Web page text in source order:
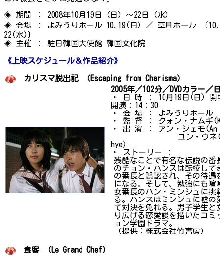
◈ 期間 ： 2008年10月19日（日）～22日（水）
◈ 会場 ： よみうりホール 10.19(日) ／ 草月ホール 〔
22(水)〕
◈ 主催 ： 駐日韓国大使館 韓国文化院
《上映スケジュール＆作品紹介》
カリスマ脱出記 （Escaping from Charisma）
2005年／102分／DVDカラー／
・ 日 時 ： 10月19日(日)
開演：14：30
・ 会 場 ： よみうりホール
・ 監 督 ： クォン・ナムギ
・ 出 演 ： アン・ジェモ(An
ユン・ウネ(Yun
hye)
・ ストーリー ：
残酷なことで有名な伝説の番
のチョン・ハンスは転校して
の番長と誤認され、その待遇
になる。そして、勉強にも喧
女番長のハン・ミンジュに挑
る。ハンスはミンジュに嘘の
て対決を免れる。男子学生と
り広げる恋愛談を描いたコミ
ョン学園ドラマ。
（提供：株式会社竹書房）
食客 （Le Grand Chef）